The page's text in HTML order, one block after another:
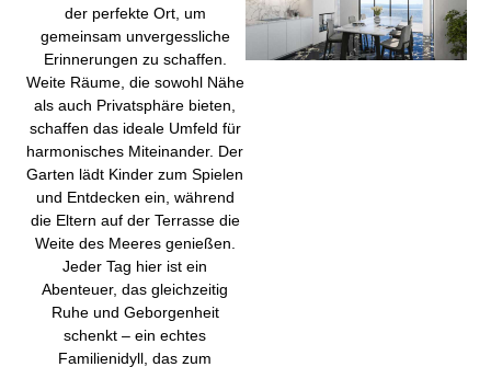
der perfekte Ort, um
gemeinsam unvergessliche
Erinnerungen zu schaffen.
Weite Räume, die sowohl Nähe
als auch Privatsphäre bieten,
schaffen das ideale Umfeld für
harmonisches Miteinander. Der
Garten lädt Kinder zum Spielen
und Entdecken ein, während
die Eltern auf der Terrasse die
Weite des Meeres genießen.
Jeder Tag hier ist ein
Abenteuer, das gleichzeitig
Ruhe und Geborgenheit
schenkt – ein echtes
Familienidyll, das zum